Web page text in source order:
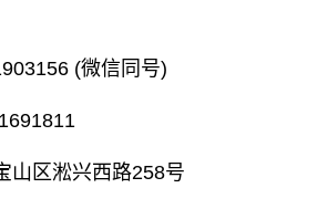
(微信同号)
山区淞兴西路258号